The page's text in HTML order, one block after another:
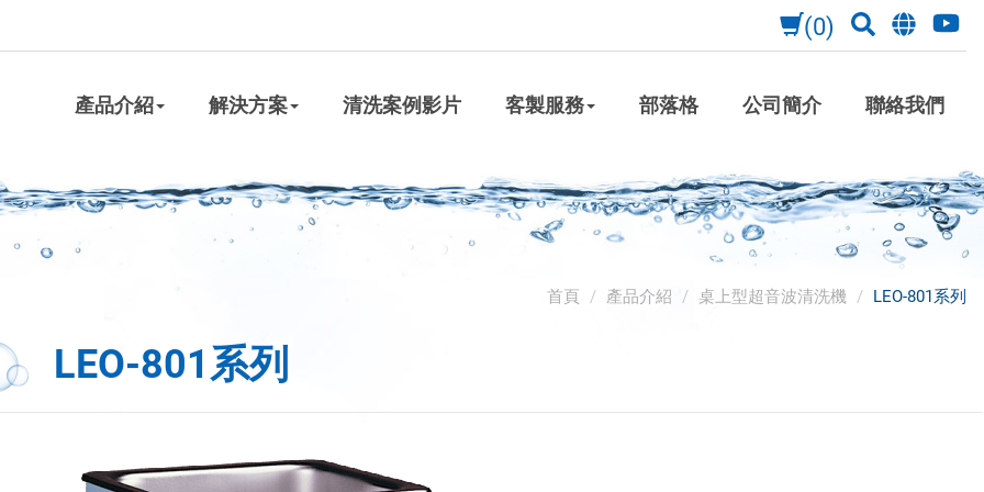
(0)
產品介紹 解決方案 清洗案例影片 客製服務 部落格 公司簡介 聯絡我們
首頁 產品介紹 桌上型超音波清洗機 LEO-801系列
LEO-801系列